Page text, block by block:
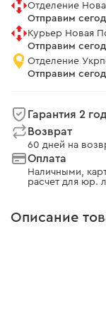
Отделение
Отправим
Курьер Новая
Отправим
Отделение
Отправим
Гарантия 2
Возврат
60 дней на
Оплата
Наличными,
расчет для юр.
Описание